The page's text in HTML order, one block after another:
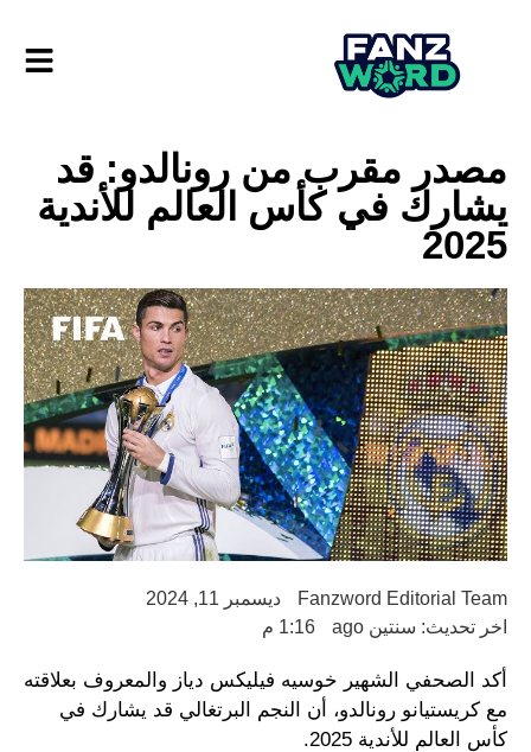
مصدر مقرب من رونالدو: قد
يشارك في كأس العالم للأندية
2025
Fanzword Editorial Team
ديسمبر 11, 2024
اخر تحديث: سنتين ago
1:16 م
أكد الصحفي الشهير خوسيه فيليكس دياز والمعروف بعلاقته
مع كريستيانو رونالدو، أن النجم البرتغالي قد يشارك في
كأس العالم للأندية 2025.